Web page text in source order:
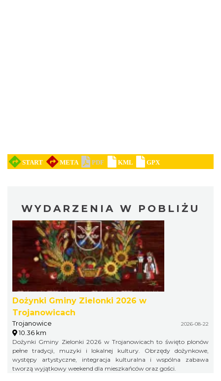
WYDARZENIA W POBLIŻU
Dożynki Gminy Zielonki 2026 w
Trojanowicach
Trojanowice 2026-08-22
10.36 km
Dożynki Gminy Zielonki 2026 w Trojanowicach to święto plonów
pełne tradycji, muzyki i lokalnej kultury. Obrzędy dożynkowe,
występy artystyczne, integracja kulturalna i wspólna zabawa
tworzą wyjątkowy weekend dla mieszkańców oraz gości.